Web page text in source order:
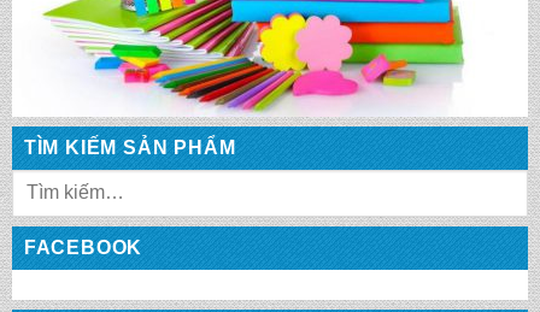
TÌM KIẾM SẢN PHẨM
FACEBOOK
CẶP HỌC SINH MS: TN 5009